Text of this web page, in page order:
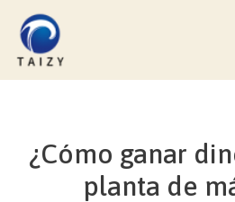
Saltar
contenido
¿Cómo ganar
planta de